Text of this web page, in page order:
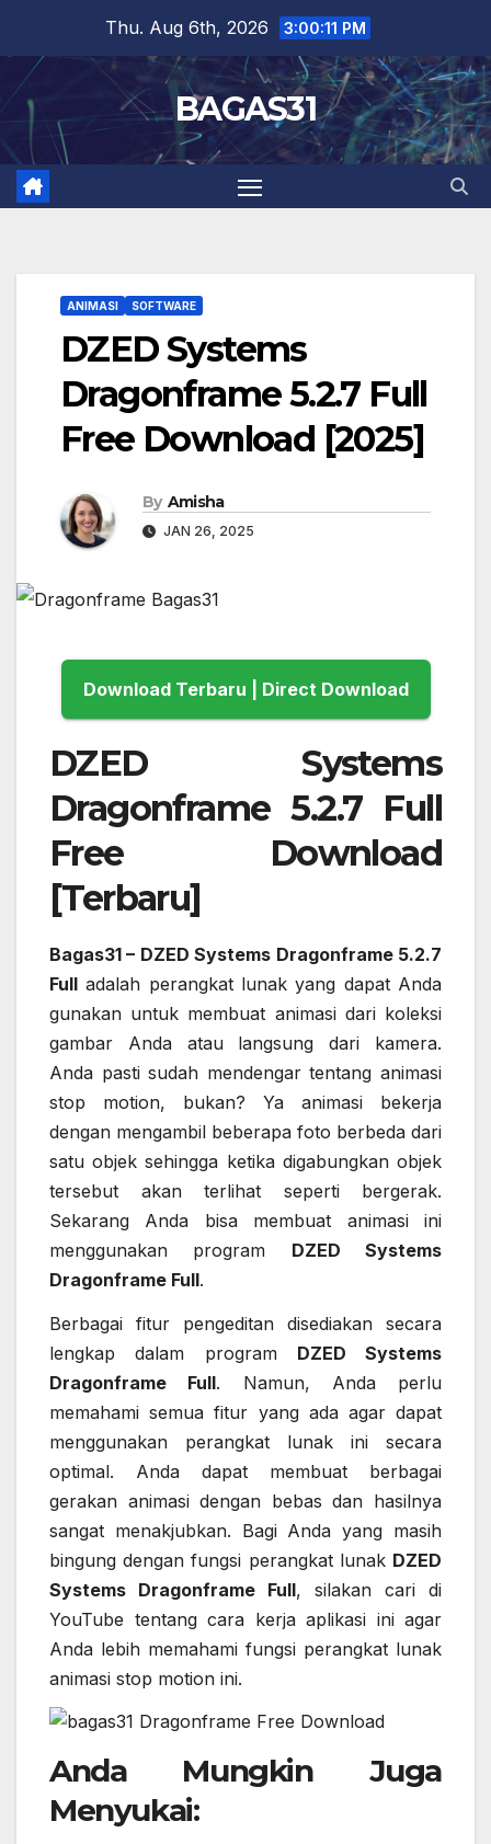
content
Thu. Aug 6th, 2026 3:00:12 PM
BAGAS31
ANIMASI SOFTWARE
DZED Systems
Dragonframe 5.2.7 Full
Free Download [2025]
By Amisha
JAN 26, 2025
Download Terbaru | Direct Download
DZED Systems
Dragonframe 5.2.7 Full
Free Download
[Terbaru]
Bagas31 – DZED Systems Dragonframe 5.2.7
Full adalah perangkat lunak yang dapat Anda
gunakan untuk membuat animasi dari koleksi
gambar Anda atau langsung dari kamera.
Anda pasti sudah mendengar tentang animasi
stop motion, bukan? Ya animasi bekerja
dengan mengambil beberapa foto berbeda dari
satu objek sehingga ketika digabungkan objek
tersebut akan terlihat seperti bergerak.
Sekarang Anda bisa membuat animasi ini
menggunakan program DZED Systems
Dragonframe Full.
Berbagai fitur pengeditan disediakan secara
lengkap dalam program DZED Systems
Dragonframe Full. Namun, Anda perlu
memahami semua fitur yang ada agar dapat
menggunakan perangkat lunak ini secara
optimal. Anda dapat membuat berbagai
gerakan animasi dengan bebas dan hasilnya
sangat menakjubkan. Bagi Anda yang masih
bingung dengan fungsi perangkat lunak DZED
Systems Dragonframe Full, silakan cari di
YouTube tentang cara kerja aplikasi ini agar
Anda lebih memahami fungsi perangkat lunak
animasi stop motion ini.
Anda Mungkin Juga
Menyukai: